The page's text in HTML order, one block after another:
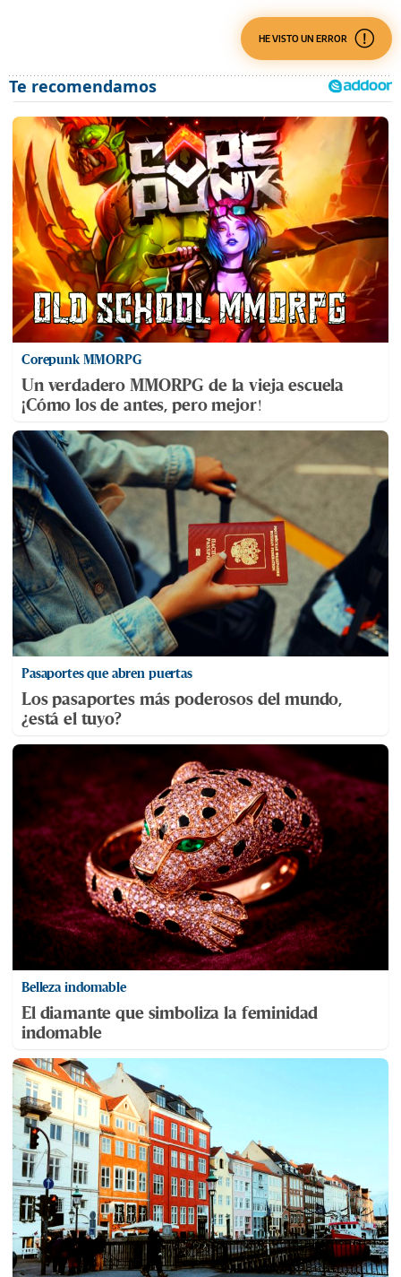
HE VISTO UN ERROR
Corepunk MMORPG
Un verdadero MMORPG de la vieja escuela
¡Cómo los de antes, pero mejor!
Pasaportes que abren puertas
Los pasaportes más poderosos del mundo,
¿está el tuyo?
Belleza indomable
El diamante que simboliza la feminidad
indomable